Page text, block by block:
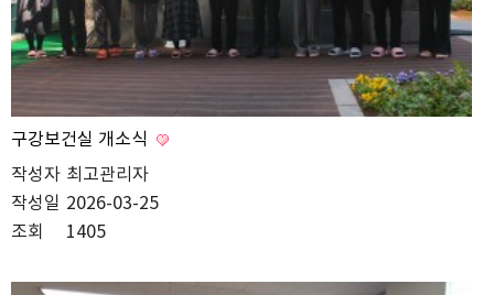
구강보건실 개소식
작성자 최고관리자
작성일 2026-03-25
조회
1405